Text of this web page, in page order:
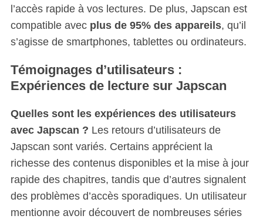
l’accès rapide à vos lectures. De plus, Japscan est
compatible avec plus de 95% des appareils, qu’il
s’agisse de smartphones, tablettes ou ordinateurs.
Témoignages d’utilisateurs :
Expériences de lecture sur Japscan
Quelles sont les expériences des utilisateurs
avec Japscan ? Les retours d’utilisateurs de
Japscan sont variés. Certains apprécient la
richesse des contenus disponibles et la mise à jour
rapide des chapitres, tandis que d’autres signalent
des problèmes d’accès sporadiques. Un utilisateur
mentionne avoir découvert de nombreuses séries